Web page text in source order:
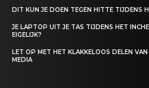
DIT KUN JE DOEN TEGEN HITTE TIJDENS
JE LAPTOP UIT JE TAS TIJDENS HET
EIGELIJK?
LET OP MET HET KLAKKELOOS DELEN
MEDIA